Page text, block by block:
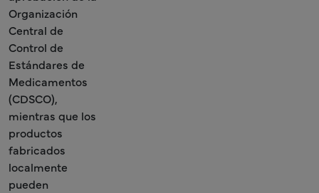
Organización
Central de
Control de
Estándares de
Medicamentos
(CDSCO),
mientras que los
productos
fabricados
localmente
pueden